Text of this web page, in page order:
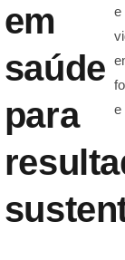
em
saúde
para
e
e